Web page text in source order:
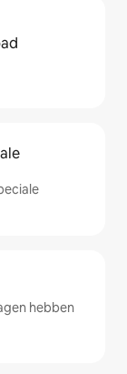
hebben